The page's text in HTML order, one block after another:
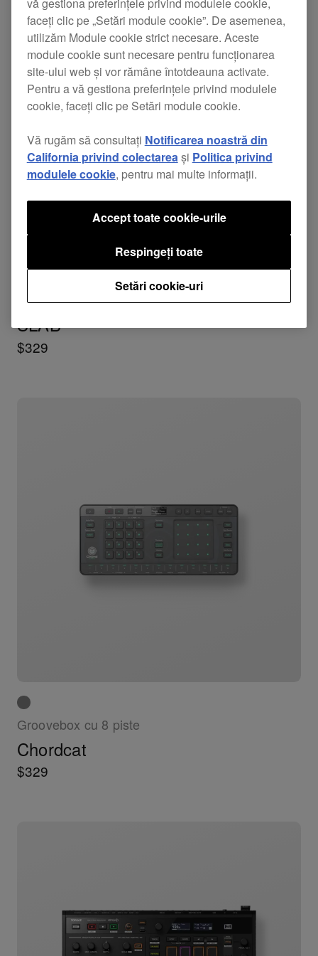
Controler MIDI pad pentru Serato Studio
SLAB
$329
Groovebox cu 8 piste
Chordcat
$329
vă gestiona preferințele privind modulele cookie,
faceți clic pe „Setări module cookie”. De asemenea,
utilizăm Module cookie strict necesare. Aceste
module cookie sunt necesare pentru funcționarea
site-ului web și vor rămâne întotdeauna activate.
Pentru a vă gestiona preferințele privind modulele
cookie, faceți clic pe Setări module cookie.
Vă rugăm să consultați Notificarea noastră din
California privind colectareași Politica privind
modulele cookie, pentru mai multe informații.
Setări cookie-uri
Respingeți toate
Accept toate cookie-urile